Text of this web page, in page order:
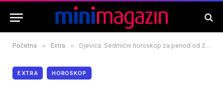
Početna » Extra » Djevica: Sedmični horoskop za period od 28.12.2020. do 03.01.2021.
EXTRA HOROSKOP